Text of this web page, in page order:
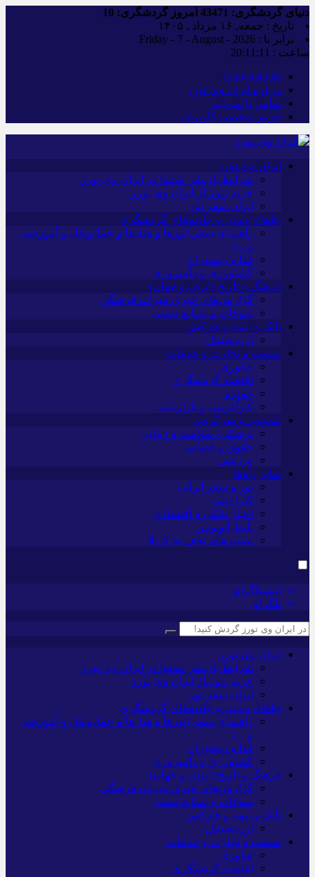
دنیای گردشگری: امروز گردشگری:
تاریخ : جمعه, ۱۶ مرداد , ۱۴۰۵
برابر با : Friday - 7 - August - 2026
ساعت : 20:11:11
iranwaytours
درباره ایران وی تورز
تماس با سردبیر
حریم شخصی کاربران
ایران وی تورز
شرایط بازنشر محتوا در ایران وی تورز
خرید رپورتاژ ایران وی تورز
ایران سفر تور
جاهای دیدنی و جاذبه‌های گردشگری
راهنمای سفر (تورها و هتل‌ها و حمل‌و‌نقل و آموزشی
و…)
غذا و رستوران
کشاورزی و دامپروری
فرهنگ و تاریخ (ایران و جهان)
گزارش‌های خبری میراث فرهنگی
سوغات و صنایع دستی
بانک و بیمه و فارکس
ارزدیجیتال
صنعت و تجارت و خدمات
فناوری
اقتصاد گردشگری
خودرو
کارآفرینی و بازاریابی
عمومی و سرگرمی
پزشکی، سلامت و زیبایی
حقوق و قضایی
ورزشی
سایر راه‌ها
تور و سفر ایرانی
کارا دیلی
اخبار بانکی و اقتصادی
بلیط اتوبوس
مسیرهای نجف به کربلا
اینستاگرام
تلگرام
ایران وی تورز
شرایط بازنشر محتوا در ایران وی تورز
خرید رپورتاژ ایران وی تورز
ایران سفر تور
جاهای دیدنی و جاذبه‌های گردشگری
راهنمای سفر (تورها و هتل‌ها و حمل‌و‌نقل و آموزشی
و…)
غذا و رستوران
کشاورزی و دامپروری
فرهنگ و تاریخ (ایران و جهان)
گزارش‌های خبری میراث فرهنگی
سوغات و صنایع دستی
بانک و بیمه و فارکس
ارزدیجیتال
صنعت و تجارت و خدمات
فناوری
اقتصاد گردشگری